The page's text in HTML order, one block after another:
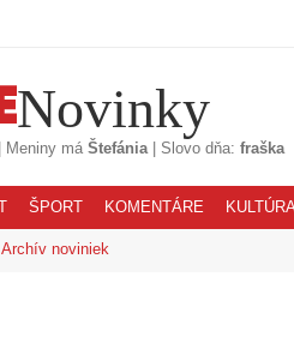
Novinky
Meniny má Štefánia| Slovo dňa: fraška
ŠPORT KOMENTÁRE
Archív noviniek